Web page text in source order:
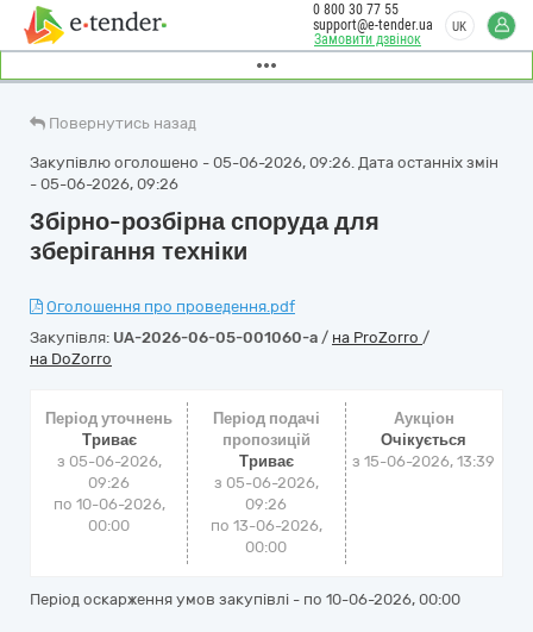
Замовити дзвінок
0 800 30 77 55
support@e-tender.ua
UK
Повернутись назад
Закупівлю оголошено - 05-06-2026, 09:26. Дата останніх змін
- 05-06-2026, 09:26
Збірно-розбірна споруда для
зберігання техніки
Оголошення про проведення.pdf
Закупівля: UA-2026-06-05-001060-a / на ProZorro /
на DoZorro
Період уточнень
Триває
з 05-06-2026,
09:26
по 10-06-2026,
00:00
Період подачі
пропозицій
Триває
з 05-06-2026,
09:26
по 13-06-2026,
00:00
Аукціон
Очікується
з15-06-2026, 13:39
Період оскарження умов закупівлі - по 10-06-2026, 00:00